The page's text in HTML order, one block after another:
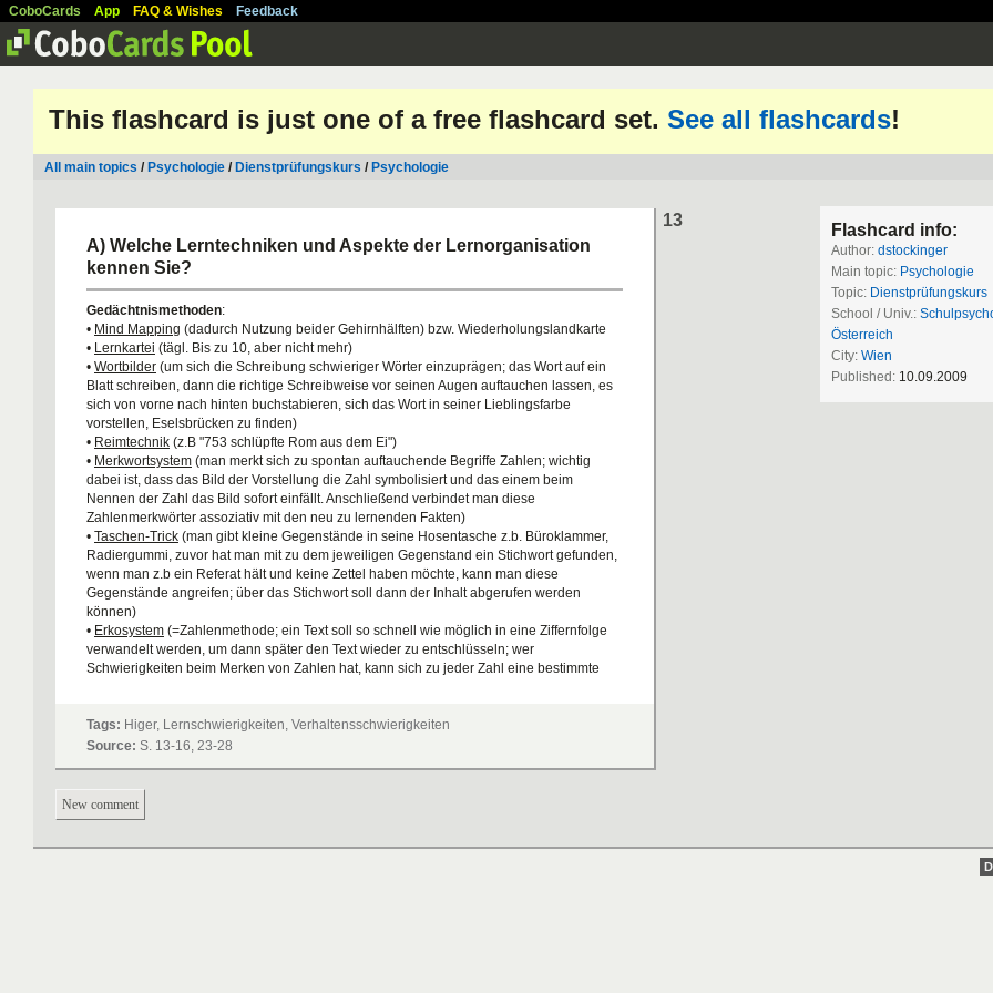
CoboCards App FAQ & Wishes Feedback
This flashcard is just one of a free flashcard set. See all flashcards!
All main topics / Psychologie / Dienstprüfungskurs / Psychologie
13
A) Welche Lerntechniken und Aspekte der Lernorganisation
kennen Sie?
Gedächtnismethoden:
• Mind Mapping (dadurch Nutzung beider Gehirnhälften) bzw. Wiederholungslandkarte
• Lernkartei (tägl. Bis zu 10, aber nicht mehr)
• Wortbilder (um sich die Schreibung schwieriger Wörter einzuprägen; das Wort auf ein
Blatt schreiben, dann die richtige Schreibweise vor seinen Augen auftauchen lassen, es
sich von vorne nach hinten buchstabieren, sich das Wort in seiner Lieblingsfarbe
vorstellen, Eselsbrücken zu finden)
• Reimtechnik (z.B "753 schlüpfte Rom aus dem Ei")
• Merkwortsystem (man merkt sich zu spontan auftauchende Begriffe Zahlen; wichtig
dabei ist, dass das Bild der Vorstellung die Zahl symbolisiert und das einem beim
Nennen der Zahl das Bild sofort einfällt. Anschließend verbindet man diese
Zahlenmerkwörter assoziativ mit den neu zu lernenden Fakten)
• Taschen-Trick (man gibt kleine Gegenstände in seine Hosentasche z.b. Büroklammer,
Radiergummi, zuvor hat man mit zu dem jeweiligen Gegenstand ein Stichwort gefunden,
wenn man z.b ein Referat hält und keine Zettel haben möchte, kann man diese
Gegenstände angreifen; über das Stichwort soll dann der Inhalt abgerufen werden
können)
• Erkosystem (=Zahlenmethode; ein Text soll so schnell wie möglich in eine Ziffernfolge
verwandelt werden, um dann später den Text wieder zu entschlüsseln; wer
Schwierigkeiten beim Merken von Zahlen hat, kann sich zu jeder Zahl eine bestimmte
Lernorganisation:
• Gestaltung der Arbeitsumgebung:
- Kein TV!
- Bequemer Stuhl
Tags: Higer, Lernschwierigkeiten, Verhaltensschwierigkeiten
Source: S. 13-16, 23-28
New comment
Flashcard info:
Author: dstockinger
Main topic: Psychologie
Topic: Dienstprüfungskurs
School / Univ.:
Österreich
City: Wien
Published: 10.09.2009